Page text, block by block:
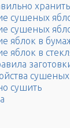
сушеных
сушеных
яблок в
яблок в
сушить